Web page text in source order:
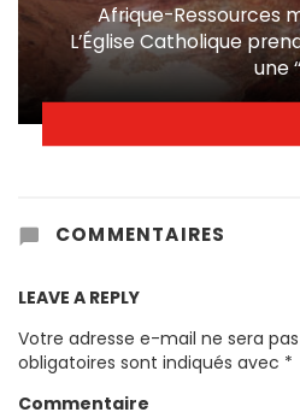
Afrique-Ressources
L’Église Catholique
une
COMMENTAIRES
LEAVE A REPLY
Votre adresse e-mail ne sera
obligatoires sont indiqués avec *
Commentaire